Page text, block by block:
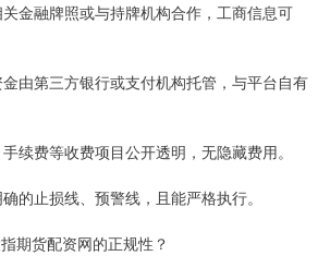
金融牌照或与持牌机构合作，工商信息可
由第三方银行或支付机构托管，与平台自有
续费等收费项目公开透明，无隐藏费用。
的止损线、预警线，且能严格执行。
期货配资网的正规性？